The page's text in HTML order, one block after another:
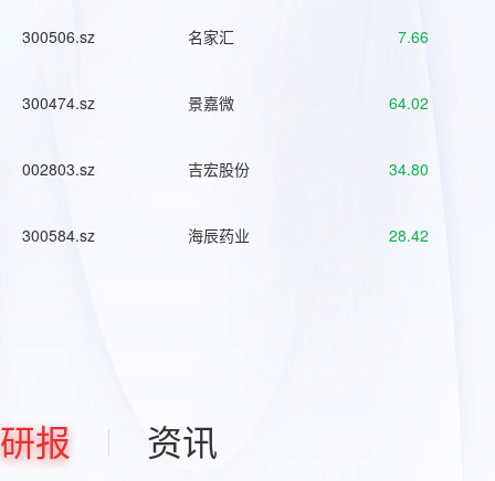
300506.sz 名家汇 7.66
300474.sz 景嘉微 64.02
002803.sz 吉宏股份 34.80
300584.sz 海辰药业 28.42
研报 资讯